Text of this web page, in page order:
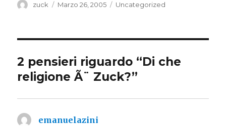
Autore
zuck
Pubblicato
Marzo 26, 2005 Categorie
Uncategorized
2 pensieri riguardo “Di che
religione Ã¨ Zuck?”
emanuelazini